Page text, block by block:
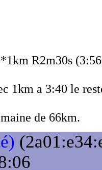
R2m30s
1km a 3:40 le
de 66km.